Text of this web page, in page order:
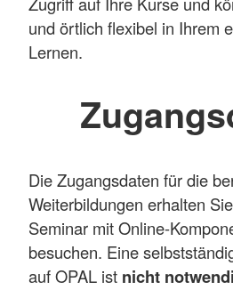
und örtlich flexibel in Ihrem
Lernen.
Die Zugangsdaten für die
Weiterbildungen erhalten
Seminar mit Online-
besuchen. Eine
auf OPAL ist nicht